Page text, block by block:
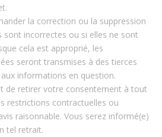
la correction ou la suppression
sont incorrectes ou si elles ne sont
cela est approprié, les
seront transmises à des tierces
informations en question.
de retirer votre consentement à tout
restrictions contractuelles ou
raisonnable. Vous serez informé(e)
tel retrait.